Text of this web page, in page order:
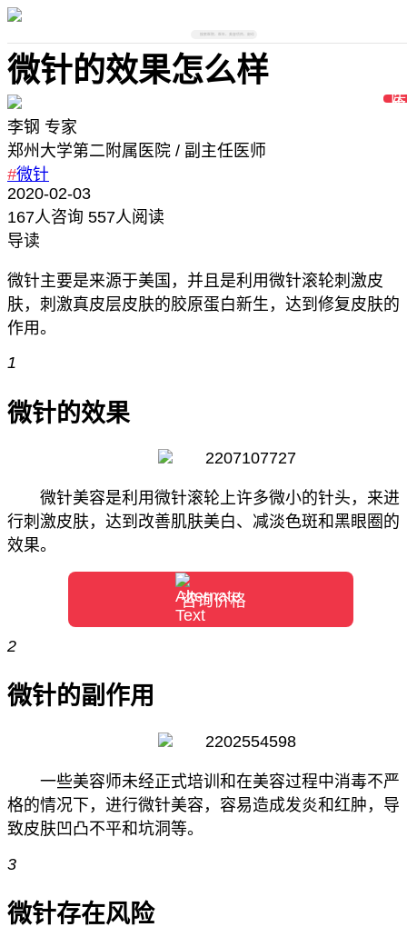
搜索医院、医生、美容项目、部位
微针的效果怎么样
李钢 专家
郑州大学第二附属医院 / 副主任医师
医
生
#微针
2020-02-03
167人咨询 557人阅读
导读
微针主要是来源于美国，并且是利用微针滚轮刺激皮
肤，刺激真皮层皮肤的胶原蛋白新生，达到修复皮肤的
作用。
1
微针的效果
微针美容是利用微针滚轮上许多微小的针头，来进
行刺激皮肤，达到改善肌肤美白、减淡色斑和黑眼圈的
效果。
咨询价格
2
微针的副作用
一些美容师未经正式培训和在美容过程中消毒不严
格的情况下，进行微针美容，容易造成发炎和红肿，导
致皮肤凹凸不平和坑洞等。
3
微针存在风险